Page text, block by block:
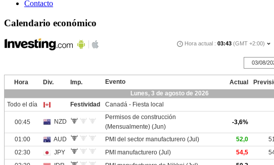
Contacto
Calendario económico